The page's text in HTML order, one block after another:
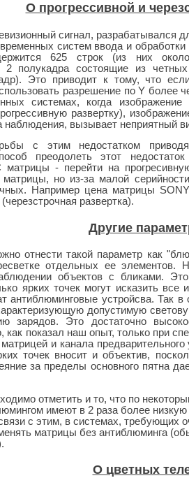
О прогрессивной и
сигнал, разрабатывался
систем ввода и
625 строк (из них
2 полукадра состоящие из
Это приводит к тому, что
разрешение по Y более
системах, когда
развертку),
наблюдения, вызывает неприятный
с этим недостатком
преодолеть этот
- перейти на
матрицы, но из-за малой
Например цена матрицы SONY
развертка).
Другие
отнести такой параметр как
отдельных ее элементов.
объектов с бликами.
ярких точек могут исказить
антиблюминговые устройсва. Так
допустимую
зарядов. Это достаточно
как показал наш опыт, только при
и канала
точек вносит и объектив,
за пределы основного пятна
отметить и то, что по
имеют в 2 раза более
с этим, в системах, требующих
матрицы без антиблюминга
О цветных